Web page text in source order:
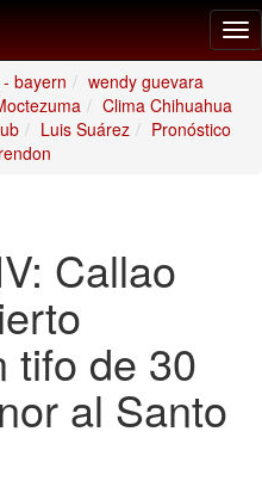
bayern
wendy guevara
Clima Chihuahua
Luis Suárez
Pronóstico
Callao
tifo de 30
al Santo